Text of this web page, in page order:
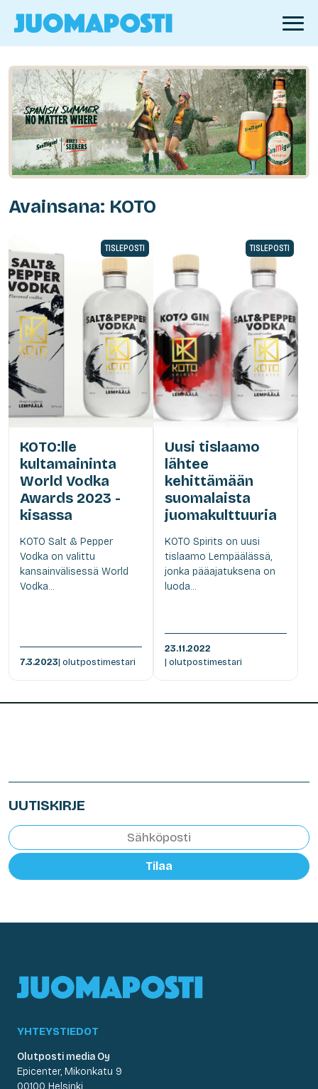
Avainsana: KOTO
TISLEPOSTI
KOTO:lle
kultamaininta
World Vodka
Awards 2023 -
kisassa
KOTO Salt & Pepper
Vodka on valittu
kansainvälisessä World
Vodka...
7.3.2023| olutpostimestari
TISLEPOSTI
Uusi tislaamo
lähtee
kehittämään
suomalaista
juomakulttuuria
KOTO Spirits on uusi
tislaamo Lempäälässä,
jonka pääajatuksena on
luoda...
23.11.2022
| olutpostimestari
UUTISKIRJE
Tilaa
YHTEYSTIEDOT
Olutposti media Oy
Epicenter, Mikonkatu 9
00100 Helsinki